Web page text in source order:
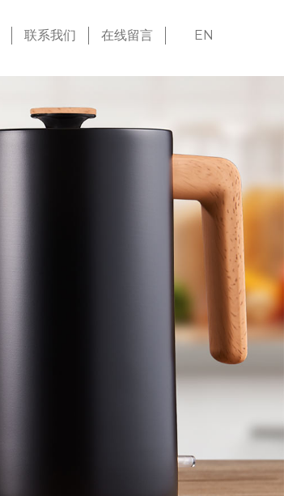
联系我们 在线留言 EN